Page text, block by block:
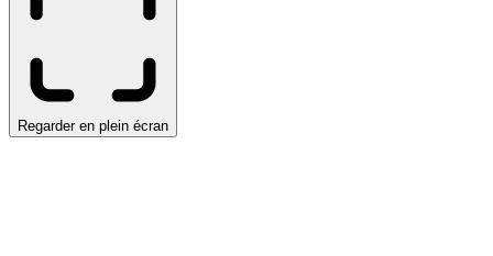
Regarder en plein écran